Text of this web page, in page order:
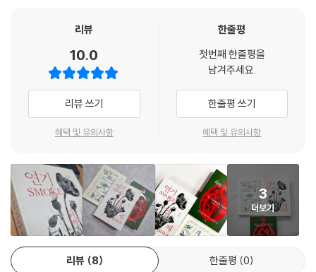
중국은 우리의 물질적·문화적 삶에서 커다란 비중을 차지하지만, 그 존재
는 종종 주목받지 못한 채 간과되곤 한다. 그 이유는 무엇일까?
이 질문과 씨름하는 과정에서 저자는, “내 세계에서 중국의 역사적 존재를
제대로 알아차리지 못한 이유는 그것이 대부분 비언어적이었기 때문”이라
맡아온 ‘발전’ ‘진보’ 같은 모종의 담론적 개념과 연관되지 않았다.
달리 말해, 서구가 강박에 가까운 단어 및 개념의 정교화를 통해 영향력을
휘두른 반면, 중국은 관행의 확산과 사물을 통해 거의 보이지 않는 미묘한
방식으로 영향력을 행사했다. 사물은 말이 없는 데다 그 자체로 제 존재에
대해 설명하지 않기에, 사물이 실제로 소통하고 있다는 게 무슨 의미인지
인식하려면 개념적 전환이 필요하다.
리뷰
10.0
리뷰 쓰기
혜택 및 유의사항
한줄평
첫번째 한줄평을
남겨주세요.
한줄평 쓰기
혜택 및 유의사항
3
더보기
리뷰 8 한줄평 0